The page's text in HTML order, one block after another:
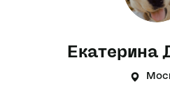
Екатерина